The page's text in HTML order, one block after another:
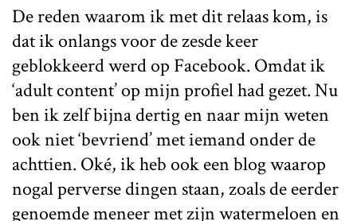
De reden waarom ik met dit relaas kom, is
dat ik onlangs voor de zesde keer
geblokkeerd werd op Facebook. Omdat ik
‘adult content’ op mijn profiel had gezet. Nu
ben ik zelf bijna dertig en naar mijn weten
ook niet ‘bevriend’ met iemand onder de
achttien. Oké, ik heb ook een blog waarop
nogal perverse dingen staan, zoals de eerder
genoemde meneer met zijn watermeloen en